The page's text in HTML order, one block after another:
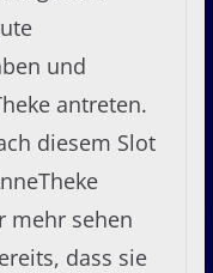
und
antreten.
diesem Slot
mehr sehen
dass sie